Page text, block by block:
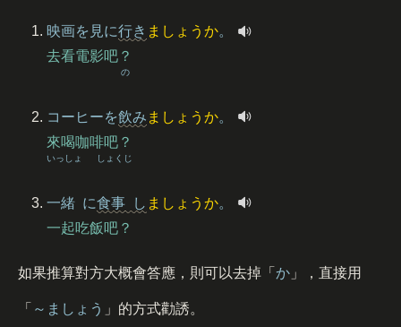
映画を 見に行き ましょうか。
去看電影吧？
コーヒーを飲
の
み ましょうか。
來喝咖啡吧？
一緒
いっしょ
に食事
しょくじ
し ましょうか。
一起吃飯吧？
如果推算對方大概會答應，則可以去掉「 か 」，直接用
「 ～ましょう 」的方式勸誘。